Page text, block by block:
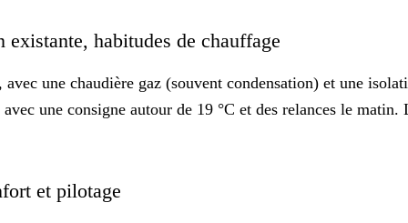
habitudes de chauffage
une chaudière gaz (souvent condensation) et une
une consigne autour de 19 °C et des relances le
et pilotage